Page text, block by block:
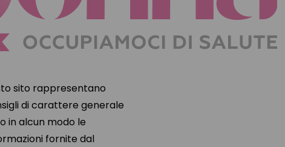
sito rappresentano
di carattere generale
in alcun modo le
fornite dal